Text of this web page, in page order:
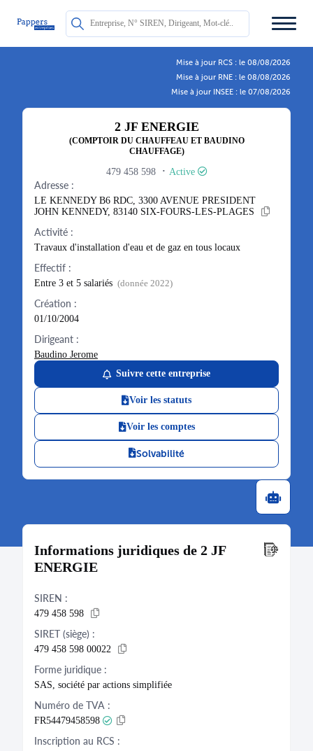
Mise à jour RCS : le 08/08/2026
Mise à jour RNE : le 08/08/2026
Mise à jour INSEE : le 07/08/2026
2 JF ENERGIE
(COMPTOIR DU CHAUFFEAU ET BAUDINO
CHAUFFAGE)
479 458 598 · Active
Adresse :
LE KENNEDY B6 RDC, 3300 AVENUE PRESIDENT
JOHN KENNEDY, 83140 SIX-FOURS-LES-PLAGES
Activité :
Travaux d'installation d'eau et de gaz en tous locaux
Effectif :
Entre 3 et 5 salariés (donnée 2022)
Création :
01/10/2004
Dirigeant :
Baudino Jerome
Suivre cette entreprise
Voir les statuts
Voir les comptes
Solvabilité
Informations juridiques de 2 JF
ENERGIE
SIREN :
479 458 598
SIRET (siège) :
479 458 598 00022
Forme juridique :
SAS, société par actions simplifiée
Numéro de TVA :
FR54479458598
Inscription au RCS :